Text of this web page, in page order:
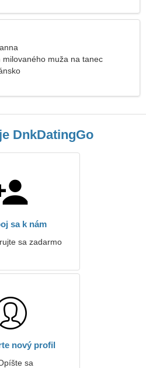
milovaného muža na tanec
DnkDatingGo
sa k nám
sa zadarmo
nový profil
sa